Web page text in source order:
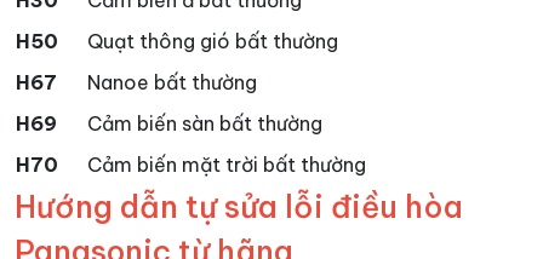
H50
Quạt thông gió bất thường
H67
Nanoe bất thường
H69
Cảm biến sàn bất thường
H70
Cảm biến mặt trời bất thường
Hướng dẫn tự sửa lỗi điều hòa